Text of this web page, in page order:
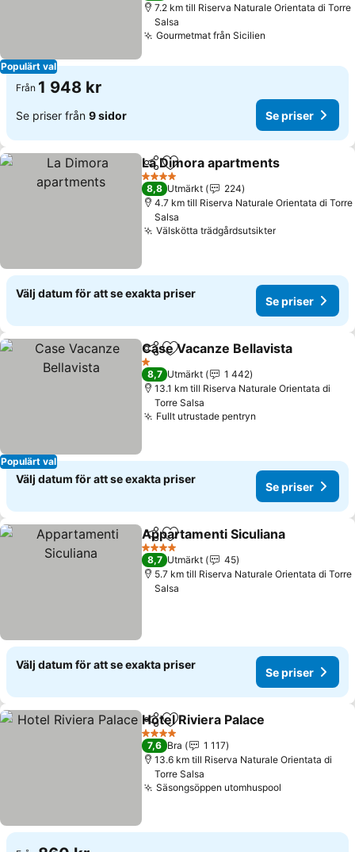
Populärt val
7.2 km till Riserva Naturale Orientata di Torre
Salsa
Gourmetmat från Sicilien
Från 1 948 kr
Se priser från 9 sidor Se priser
Dela Lägg till i Mina Favoriter
La Dimora apartments
4 Stjärnor
8,8 Utmärkt
224
4.7 km till Riserva Naturale Orientata di Torre
Salsa
Välskötta trädgårdsutsikter
Välj datum för att se exakta priser
Se priser
Populärt val
Dela Lägg till i Mina Favoriter
Case Vacanze Bellavista
1 Stjärnor
8,7 Utmärkt
1 442
13.1 km till Riserva Naturale Orientata di
Torre Salsa
Fullt utrustade pentryn
Välj datum för att se exakta priser
Se priser
Dela Lägg till i Mina Favoriter
Appartamenti Siculiana
4 Stjärnor
8,7 Utmärkt
45
5.7 km till Riserva Naturale Orientata di Torre
Salsa
Välj datum för att se exakta priser
Se priser
Dela Lägg till i Mina Favoriter
Hotel Riviera Palace
4 Stjärnor
7,6 Bra
1 117
13.6 km till Riserva Naturale Orientata di
Torre Salsa
Säsongsöppen utomhuspool